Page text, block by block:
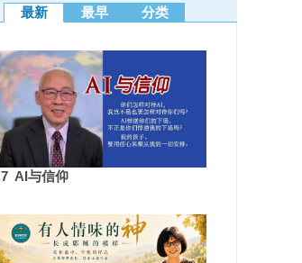
最新 最早 分类
7 AI与信仰